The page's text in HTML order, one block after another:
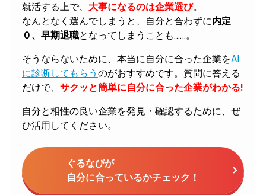
就活する上で、 大事になるのは企業選び。
なんとなく選んでしまうと、自分と合わずに内定
０、早期退職となってしまうことも……。
そうならないために、本当に自分に合った企業をAI
に診断してもらう のがおすすめです。質問に答える
だけで、 サクッと簡単に自分に合った企業がわかる!
自分と相性の良い企業を発見・確認するために、ぜ
ひ活用してください。
ぐるなびが
自分に合っているかチェック！